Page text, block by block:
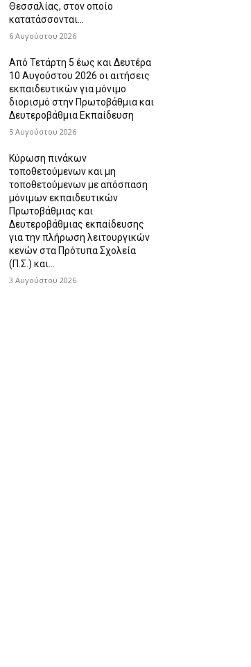
Θεσσαλίας, στον οποίο
κατατάσσονται...
6 Αυγούστου 2026
Από Τετάρτη 5 έως και Δευτέρα
10 Αυγούστου 2026 οι αιτήσεις
εκπαιδευτικών για μόνιμο
διορισμό στην Πρωτοβάθμια και
Δευτεροβάθμια Εκπαίδευση
5 Αυγούστου 2026
Κύρωση πινάκων
τοποθετούμενων και μη
τοποθετούμενων με απόσπαση
μόνιμων εκπαιδευτικών
Πρωτοβάθμιας και
Δευτεροβάθμιας εκπαίδευσης
για την πλήρωση λειτουργικών
κενών στα Πρότυπα Σχολεία
(Π.Σ.) και...
3 Αυγούστου 2026